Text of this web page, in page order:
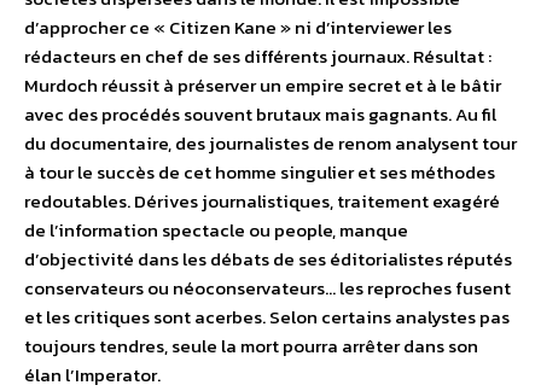
d’approcher ce « Citizen Kane » ni d’interviewer les
rédacteurs en chef de ses différents journaux. Résultat :
Murdoch réussit à préserver un empire secret et à le bâtir
avec des procédés souvent brutaux mais gagnants. Au fil
du documentaire, des journalistes de renom analysent tour
à tour le succès de cet homme singulier et ses méthodes
redoutables. Dérives journalistiques, traitement exagéré
de l’information spectacle ou people, manque
d’objectivité dans les débats de ses éditorialistes réputés
conservateurs ou néoconservateurs… les reproches fusent
et les critiques sont acerbes. Selon certains analystes pas
toujours tendres, seule la mort pourra arrêter dans son
élan l’Imperator.